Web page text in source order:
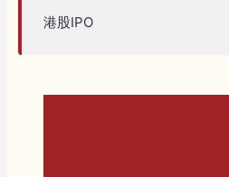
港股IPO